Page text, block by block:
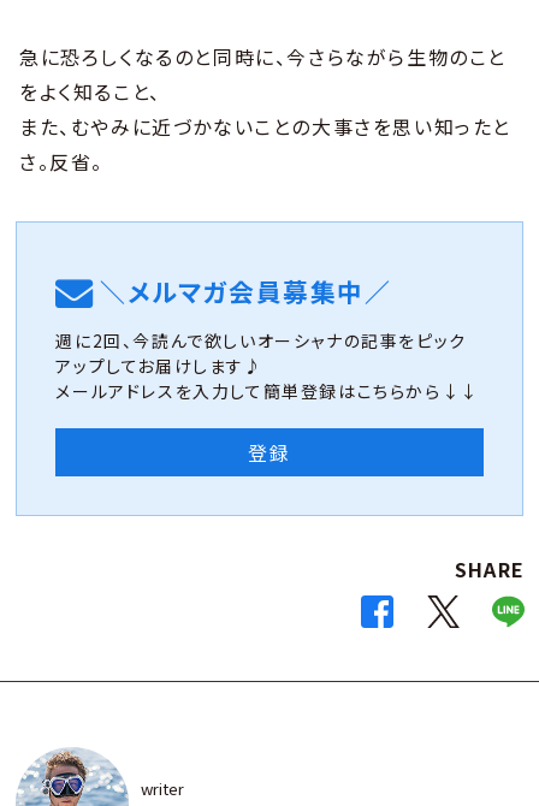
急に恐ろしくなるのと同時に、今さらながら生物のこと
をよく知ること、
また、むやみに近づかないことの大事さを思い知ったと
さ。反省。
＼メルマガ会員募集中／
週に2回、今読んで欲しいオーシャナの記事をピック
アップしてお届けします♪
メールアドレスを入力して簡単登録はこちらから↓↓
登録
SHARE
writer